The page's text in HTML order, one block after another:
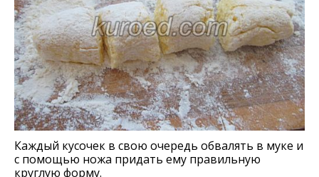
Каждый кусочек в свою очередь обвалять в муке и
с помощью ножа придать ему правильную
круглую форму.